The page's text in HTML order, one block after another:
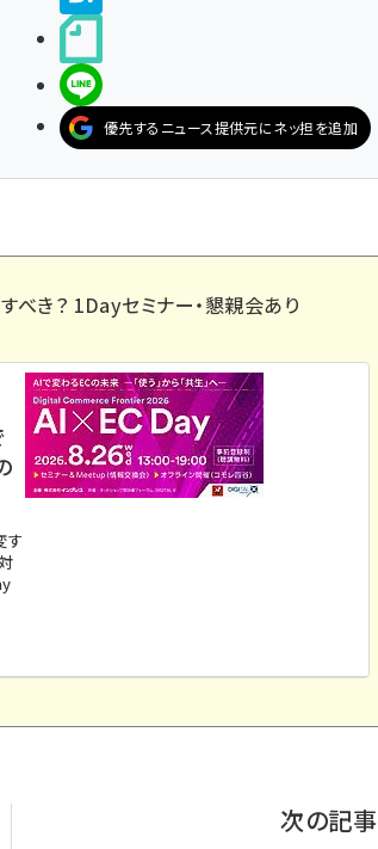
優先するニュース提供元にネッ担を追加
べき？ 1Dayセミナー・懇親会あり
す
次の記事